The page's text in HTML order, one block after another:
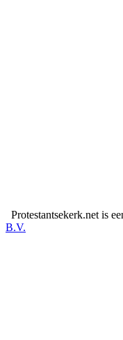
Protestantsekerk.net is
B.V.